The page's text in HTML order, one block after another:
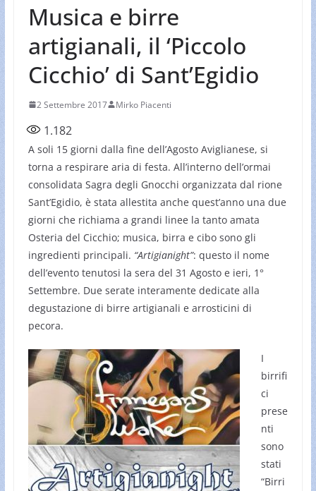
Musica e birre
artigianali, il ‘Piccolo
Cicchio’ di Sant’Egidio
2 Settembre 2017 Mirko Piacenti
1.182
A soli 15 giorni dalla fine dell’Agosto Aviglianese, si
torna a respirare aria di festa. All’interno dell’ormai
consolidata Sagra degli Gnocchi organizzata dal rione
Sant’Egidio, è stata allestita anche quest’anno una due
giorni che richiama a grandi linee la tanto amata
Osteria del Cicchio; musica, birra e cibo sono gli
ingredienti principali. “Artigianight”: questo il nome
dell’evento tenutosi la sera del 31 Agosto e ieri, 1°
Settembre. Due serate interamente dedicate alla
degustazione di birre artigianali e arrosticini di
pecora.
I
birrifi
ci
prese
nti
sono
stati
“Birri